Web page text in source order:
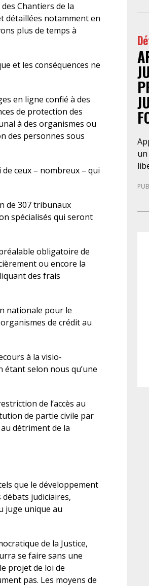
Chantiers de la
détaillées notamment en
plus de temps à
et les conséquences ne
en ligne confié à des
de protection des
à des organismes ou
des personnes sous
ceux – nombreux – qui
de 307 tribunaux
spécialisés qui seront
obligatoire de
ou encore la
des frais
nationale pour le
de crédit au
à la visio-
selon nous qu’une
de l’accès au
de partie civile par
détriment de la
que le développement
judiciaires,
juge unique au
de la Justice,
se faire sans une
projet de loi de
pas. Les moyens de
de
la